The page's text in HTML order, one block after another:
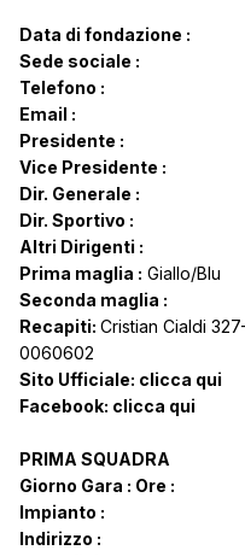
Data di fondazione :
Sede sociale :
Telefono :
Email :
Presidente :
Vice Presidente :
Dir. Generale :
Dir. Sportivo :
Altri Dirigenti :
Prima maglia : Giallo/Blu
Seconda maglia :
Recapiti: Cristian Cialdi
0060602
Sito Ufficiale: clicca qui
Facebook: clicca qui
PRIMA SQUADRA
Giorno Gara : Ore :
Impianto :
Indirizzo :